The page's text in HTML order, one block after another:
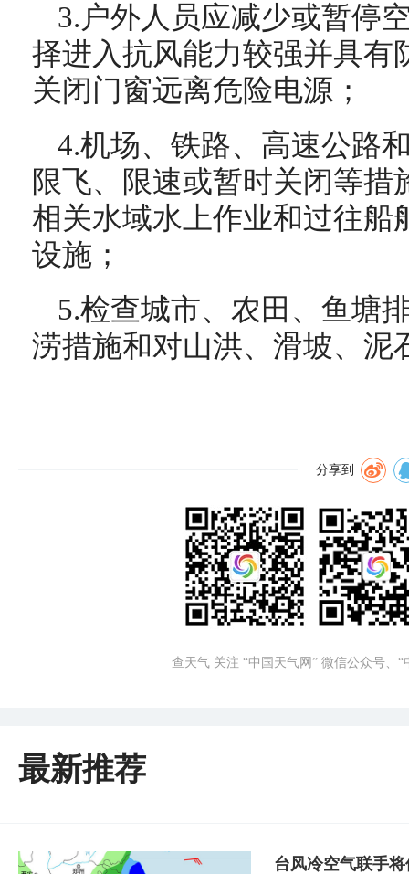
3.户外人员应减少或暂停
择进入抗风能力较强并具有
关闭门窗远离危险电源；
4.机场、铁路、高速公路
限飞、限速或暂时关闭等
相关水域水上作业和过往船
设施；
5.检查城市、农田、鱼塘
涝措施和对山洪、滑坡、泥
分享到
查天气 关注 “中国天气网” 微信公众号、
最新推荐
台风冷空气联手